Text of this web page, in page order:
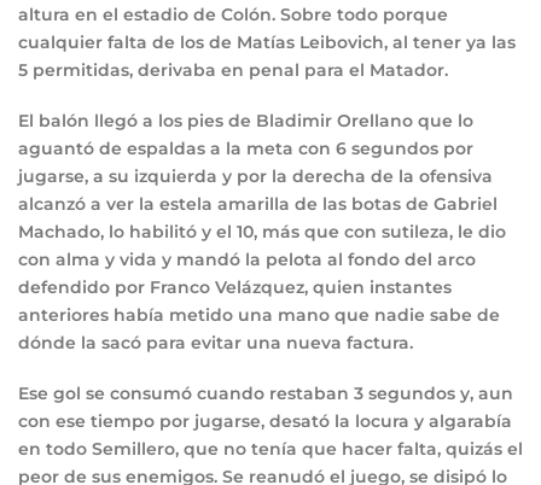
altura en el estadio de Colón. Sobre todo porque
cualquier falta de los de Matías Leibovich, al tener ya las
5 permitidas, derivaba en penal para el Matador.
El balón llegó a los pies de Bladimir Orellano que lo
aguantó de espaldas a la meta con 6 segundos por
jugarse, a su izquierda y por la derecha de la ofensiva
alcanzó a ver la estela amarilla de las botas de Gabriel
Machado, lo habilitó y el 10, más que con sutileza, le dio
con alma y vida y mandó la pelota al fondo del arco
defendido por Franco Velázquez, quien instantes
anteriores había metido una mano que nadie sabe de
dónde la sacó para evitar una nueva factura.
Ese gol se consumó cuando restaban 3 segundos y, aun
con ese tiempo por jugarse, desató la locura y algarabía
en todo Semillero, que no tenía que hacer falta, quizás el
peor de sus enemigos. Se reanudó el juego, se disipó lo